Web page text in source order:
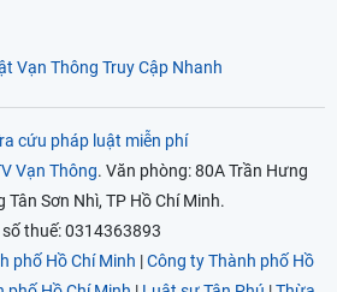
cứu pháp luật miễn phí
Vạn Thông. Văn phòng: 80A Trần Hưng
Sơn Nhì, TP Hồ Chí Minh.
số thuế: 0314363893
phố Hồ Chí Minh |Công ty Thành phố Hồ